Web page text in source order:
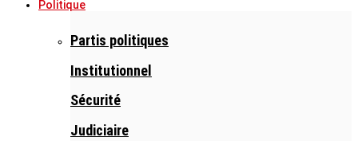
Politique
Partis politiques
Institutionnel
Sécurité
Judiciaire